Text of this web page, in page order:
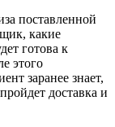
поставленной
какие
готова к
этого
заранее знает,
доставка и